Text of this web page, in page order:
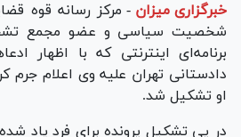
خبرگزاری میزان - مرکز رسانه قوه
شخصیت سیاسی و عضو مجمع
برنامه‌ای اینترنتی که با اظهار
دادستانی تهران علیه وی اعلام جرم
او تشکیل شد.
در پی تشکیل پرونده برای فرد یاد